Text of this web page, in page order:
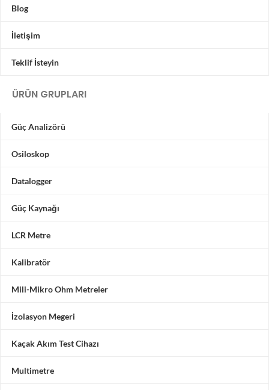
Blog
İletişim
Teklif İsteyin
ÜRÜN GRUPLARI
Güç Analizörü
Osiloskop
Datalogger
Güç Kaynağı
LCR Metre
Kalibratör
Mili-Mikro Ohm Metreler
İzolasyon Megeri
Kaçak Akım Test Cihazı
Multimetre